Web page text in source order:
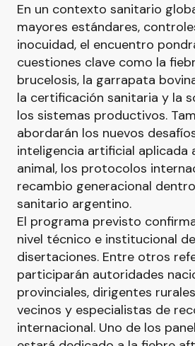
En un contexto sanitario
mayores estándares,
inocuidad, el encuentro
cuestiones clave como la
brucelosis, la garrapata
la certificación sanitaria y la
los sistemas productivos.
abordarán los nuevos
inteligencia artificial aplicada
animal, los protocolos
recambio generacional
sanitario argentino.
El programa previsto
nivel técnico e institucional
disertaciones. Entre otros
participarán autoridades
provinciales, dirigentes
vecinos y especialistas de
internacional. Uno de los